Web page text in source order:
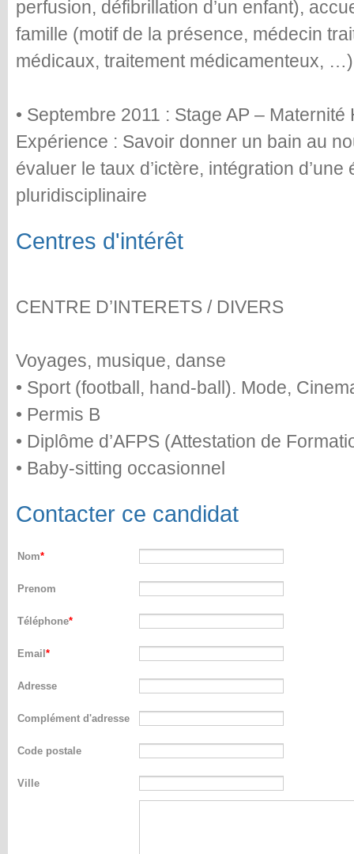
perfusion, défibrillation d’un enfant),
famille (motif de la présence, médecin
médicaux, traitement médicamenteux,
• Septembre 2011 : Stage AP –
Expérience : Savoir donner un bain au
évaluer le taux d’ictère, intégration
pluridisciplinaire
Centres d'intérêt
CENTRE D’INTERETS / DIVERS
Voyages, musique, danse
• Sport (football, hand-ball). Mode,
• Permis B
• Diplôme d’AFPS (Attestation de
• Baby-sitting occasionnel
Contacter ce candidat
Nom
Prenom
Téléphone
Email
Adresse
Complément d'adresse
Code postale
Ville